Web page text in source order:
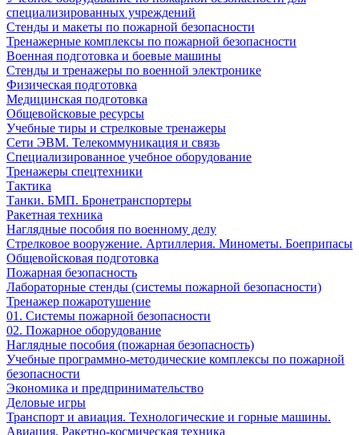
специализированных учреждений
Стенды и макеты по пожарной безопасности
Тренажерные комплексы по пожарной безопасности
Военная подготовка и боевые машины
Стенды и тренажеры по военной электронике
Физическая подготовка
Медицинская подготовка
Общевойсковые ресурсы
Учебные тиры и стрелковые тренажеры
Сети ЭВМ. Телекоммуникация и связь
Специализированное учебное оборудование
Тренажеры спецтехники
Тактика
Танки. БМП. Бронетранспортеры
Ракетная техника
Наглядные пособия по военному делу
Стрелковое вооружение. Артиллерия. Минометы. Боеприпасы
Общевойсковая подготовка
Пожарная безопасность
Лабораторные стенды (системы пожарной безопасности)
Тренажер пожаротушение
01. Системы пожарной безопасности
02. Пожарное оборудование
Наглядные пособия (пожарная безопасность)
Учебные программно-методические комплексы по пожарной
безопасности
Экономика и предпринимательство
Деловые игры
Транспорт и авиация. Технологические и горные машины.
Авиация. Ракетно-космическая техника